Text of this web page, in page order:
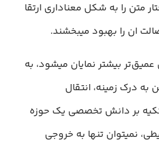
متن را به شکل معناداری ارتقا
ان را بهبود میبخشند.
بیشتر نمایان میشود، به
درک زمینه، انتقال
بر دانش تخصصی یک حوزه
نمیتوان تنها به خروجی